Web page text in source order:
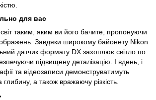
для вас
таким, яким ви його бачите, пропонуючи
Завдяки широкому байонету Nikon
датчик формату DX захоплює світло по
підвищену деталізацію. І вдень, і
та відеозаписи демонструватимуть
глибину, а також вражаючу різкість.